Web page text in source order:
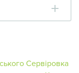
Сервіровка